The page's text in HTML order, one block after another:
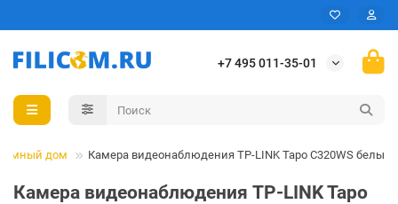
+7 495 011-35-01
Умный дом Камера видеонаблюдения TP-LINK Tapo C320WS белый
Камера видеонаблюдения TP-LINK Tapo